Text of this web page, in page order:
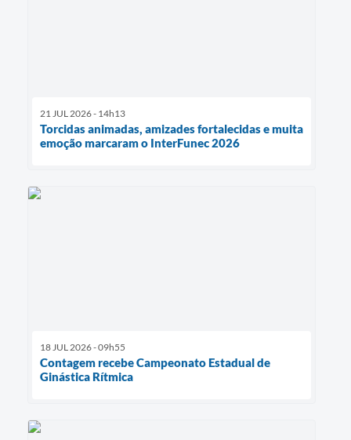
21 JUL 2026 - 14h13
Torcidas animadas, amizades fortalecidas e muita
emoção marcaram o InterFunec 2026
18 JUL 2026 - 09h55
Contagem recebe Campeonato Estadual de
Ginástica Rítmica